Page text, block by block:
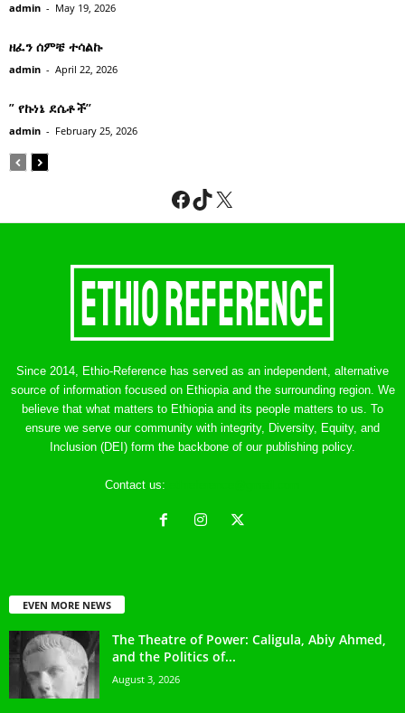
admin - May 19, 2026
ዘፈን ሰምቼ ተሳልኩ
admin - April 22, 2026
” የኩነኔ ደሴቶች’’
admin - February 25, 2026
Facebook
TikTok
X
Since 2014, Ethio-Reference has served as an independent, alternative
source of information focused on Ethiopia and the surrounding region. We
believe that what matters to Ethiopia and its people matters to us. To
ensure we serve our community with integrity, Diversity, Equity, and
Inclusion (DEI) form the backbone of our publishing policy.
Contact us:
EVEN MORE NEWS
The Theatre of Power: Caligula, Abiy Ahmed,
and the Politics of...
August 3, 2026